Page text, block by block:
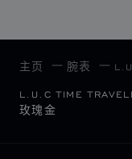
主页 腕表
L.U.C TIME
玫瑰金